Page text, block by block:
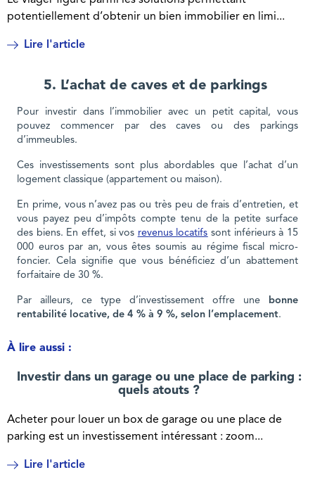
potentiellement d’obtenir un bien immobilier en limi...
Lire l'article
5. L’achat de caves et de parkings
Pour investir dans l’immobilier avec un petit capital, vous
pouvez commencer par des caves ou des parkings
d’immeubles.
Ces investissements sont plus abordables que l’achat d’un
logement classique (appartement ou maison).
En prime, vous n’avez pas ou très peu de frais d’entretien, et
vous payez peu d’impôts compte tenu de la petite surface
des biens. En effet, si vos revenus locatifs sont inférieurs à 15
000 euros par an, vous êtes soumis au régime fiscal micro-
foncier. Cela signifie que vous bénéficiez d’un abattement
forfaitaire de 30 %.
Par ailleurs, ce type d’investissement offre une
bonne
rentabilité locative, de 4 % à 9 %, selon l’emplacement.
À lire aussi :
Investir dans un garage ou une place de parking :
quels atouts ?
Acheter pour louer un box de garage ou une place de
parking est un investissement intéressant : zoom...
Lire l'article